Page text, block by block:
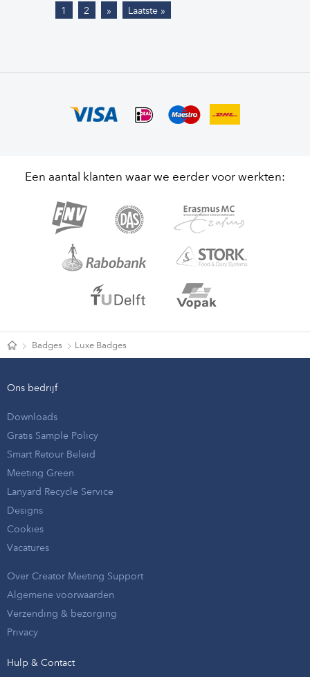
1 2 » Laatste »
Een aantal klanten waar we eerder voor werkten:
Badges Luxe Badges
Ons bedrijf
Downloads
Gratis Sample Policy
Smart Retour Beleid
Meeting Green
Lanyard Recycle Service
Designs
Cookies
Vacatures
Over Creator Meeting Support
Algemene voorwaarden
Verzending & bezorging
Privacy
Hulp & Contact